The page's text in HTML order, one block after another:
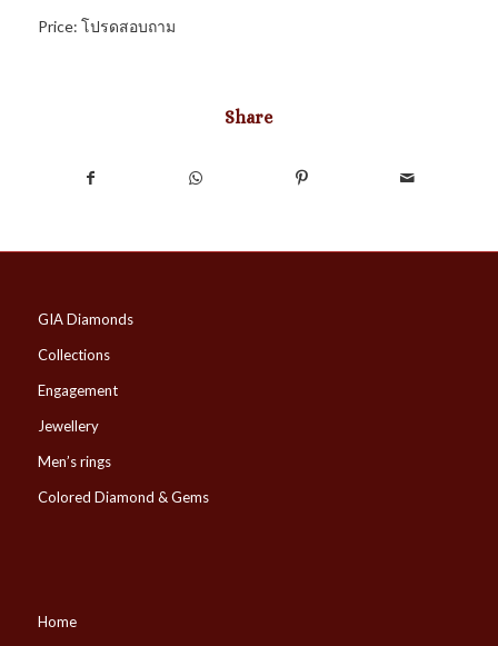
Price: โปรดสอบถาม
Share
GIA Diamonds
Collections
Engagement
Jewellery
Men’s rings
Colored Diamond & Gems
Home